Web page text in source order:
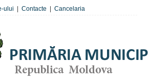
ului Contacte Cancelaria